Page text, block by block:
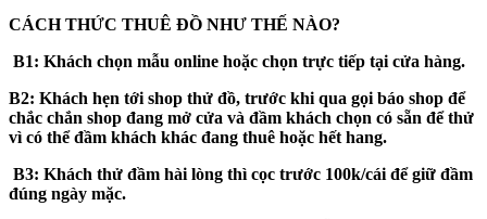
CÁCH THỨC THUÊ ĐỒ NHƯ THẾ NÀO?
B1: Khách chọn mẫu online hoặc chọn trực tiếp tại cửa hàng.
B2: Khách hẹn tới shop thử đồ, trước khi qua gọi báo shop để
chắc chắn shop đang mở cửa và đầm khách chọn có sẵn để thử
vì có thể đầm khách khác đang thuê hoặc hết hang.
B3: Khách thử đầm hài lòng thì cọc trước 100k/cái để giữ đầm
đúng ngày mặc.